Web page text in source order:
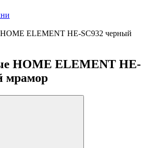
ELEMENT HE-SC932 черный
HOME ELEMENT HE-
мрамор